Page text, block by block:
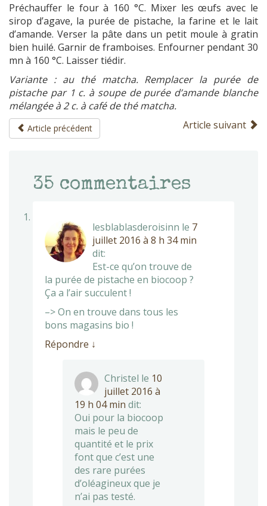
Préchauffer le four à 160 °C. Mixer les œufs avec le
sirop d’agave, la purée de pistache, la farine et le lait
d’amande. Verser la pâte dans un petit moule à gratin
bien huilé. Garnir de framboises. Enfourner pendant 30
mn à 160 °C. Laisser tiédir.
Variante : au thé matcha. Remplacer la purée de
pistache par 1 c. à soupe de purée d’amande blanche
mélangée à 2 c. à café de thé matcha.
Article précédent Article suivant
35 commentaires
lesblablasderoisinn le 7
juillet 2016 à 8 h 34 min
dit:
Est-ce qu’on trouve de
la purée de pistache en biocoop ?
Ça a l’air succulent !
–> On en trouve dans tous les
bons magasins bio !
Répondre ↓
Christel le 10
juillet 2016 à
19 h 04 min dit:
Oui pour la biocoop
mais le peu de
quantité et le prix
font que c’est une
des rare purées
d’oléagineux que je
n’ai pas testé.